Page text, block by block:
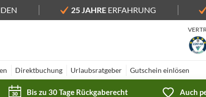
25 JAHREERFAHRUNG
Direktbuchung Urlaubsratgeber Gutschein einlösen
Bis zu 30 Tage Rückgaberecht Auch